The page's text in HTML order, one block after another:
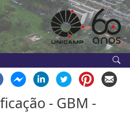
- GBM -